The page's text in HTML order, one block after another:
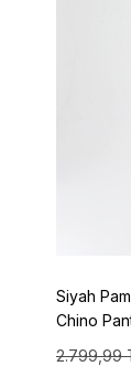
Siyah
Chino
2.799,99